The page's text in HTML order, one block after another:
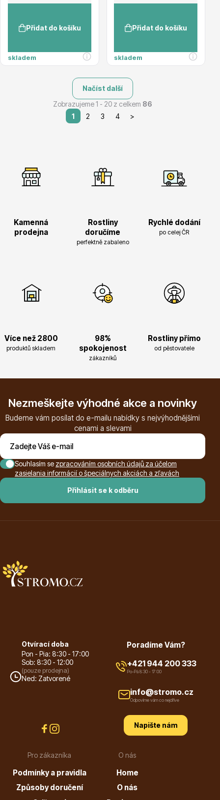
Přidat do košíku
skladem
Přidat do košíku
skladem
Načíst další
Zobrazujeme 1 - 20 z celkem 86
1
2 3 4 >
Kamenná
prodejna
Rostliny
doručíme
perfektně zabaleno
Rychlé dodání
po celej ČR
Více než 2800
produktů skladem
98%
spokojenost
zákazníků
Rostliny přímo
od pěstovatele
Nezmeškejte výhodné akce a novinky
Budeme vám posílat do e-mailu nabídky s nejvýhodnějšími
cenami a slevami
Přihlásit se k odběru
Souhlasím se zpracováním osobních údajů za účelom
zasielania informácií o špeciálnych akciách a zľavách
Otvírací doba
Pon - Pia: 8:30 - 17:00
Sob: 8:30 - 12:00
(pouze prodejna)
Ned: Zatvorené
Pro zákazníka
Podmínky a pravidla
Způsoby doručení
O nás
Home
O nás
Poradíme Vám?
+421 944 200 333
Po-Pá 8:30 - 17:00
info@stromo.cz
Odpovíme vám co nejdříve
Napište nám